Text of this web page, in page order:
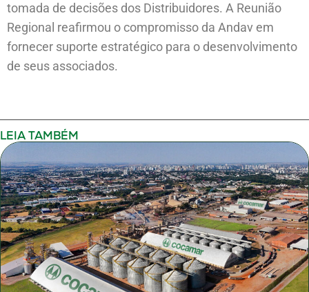
tomada de decisões dos Distribuidores. A Reunião
Regional reafirmou o compromisso da Andav em
fornecer suporte estratégico para o desenvolvimento
de seus associados.
LEIA TAMBÉM